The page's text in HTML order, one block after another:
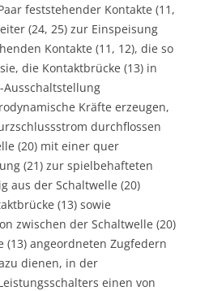
feststehender Kontakte (11,
(24, 25) zur Einspeisung
Kontakte (11, 12), die so
die Kontaktbrücke (13) in
Kräfte erzeugen,
durchflossen
(20) mit einer quer
(21) zur spielbehafteten
aus der Schaltwelle (20)
(13) sowie
zwischen der Schaltwelle (20)
(13) angeordneten Zugfedern
dienen, in der
einen von